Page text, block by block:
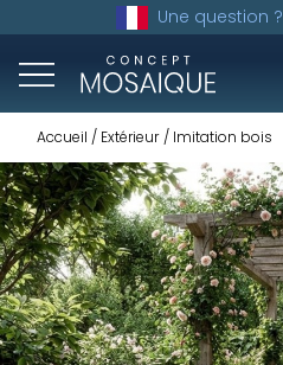
Une question ?
Accueil Extérieur Imitation bois